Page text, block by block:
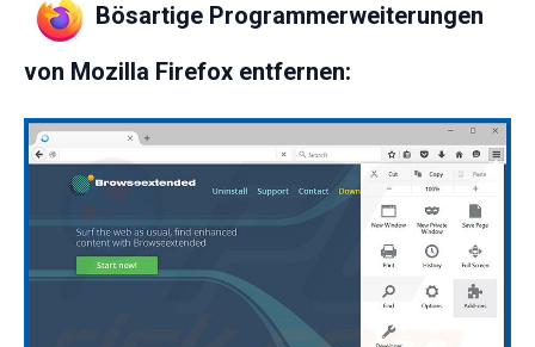
Bösartige Programmerweiterungen
von Mozilla Firefox entfernen: